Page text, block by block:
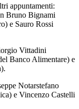
appuntamenti:
Bruno Bignami
e Sauro Rossi
Vittadini
Banco Alimentare) e
Notarstefano
e Vincenzo Castelli